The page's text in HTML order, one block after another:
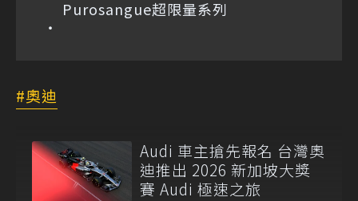
Purosangue超限量系列
奧迪
Audi 車主搶先報名 台灣奧
迪推出 2026 新加坡大獎
賽 Audi 極速之旅